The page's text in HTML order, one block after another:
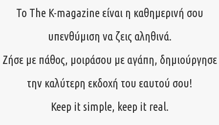
Το The K-magazine είναι η καθημερινή σου
υπενθύμιση να ζεις αληθινά.
Ζήσε με πάθος, μοιράσου με αγάπη, δημιούργησε
την καλύτερη εκδοχή του εαυτού σου!
Keep it simple, keep it real.